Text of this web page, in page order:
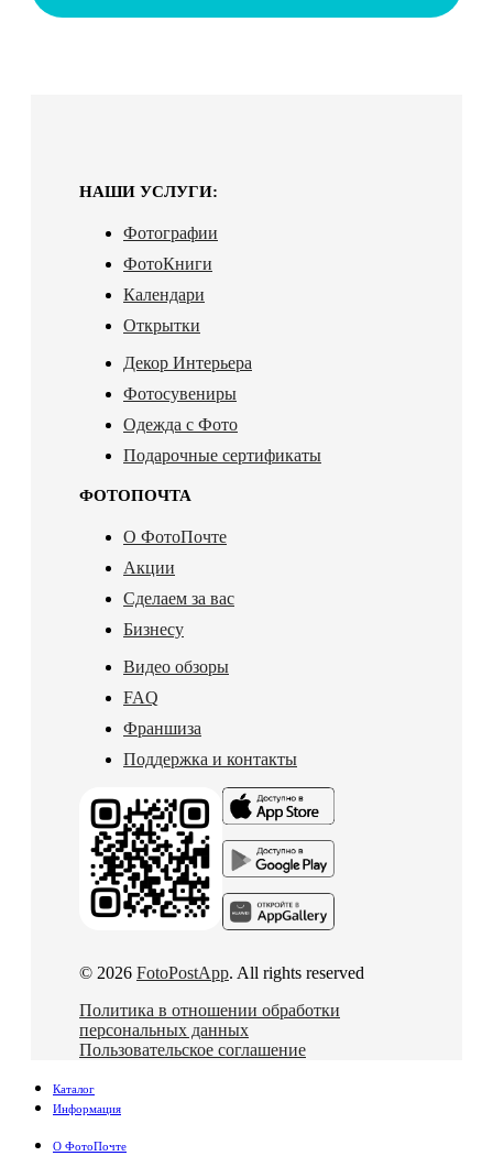
НАШИ УСЛУГИ:
Фотографии
ФотоКниги
Календари
Открытки
Декор Интерьера
Фотосувениры
Одежда с Фото
Подарочные сертификаты
ФОТОПОЧТА
О ФотоПочте
Акции
Сделаем за вас
Бизнесу
Видео обзоры
FAQ
Франшиза
Поддержка и контакты
© 2026 FotoPostApp. All rights reserved
Политика в отношении обработки
персональных данных
Пользовательское соглашение
Каталог
Информация
О ФотоПочте